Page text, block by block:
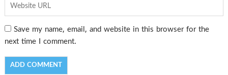
Save my name, email, and website in this browser for the
next time I comment.